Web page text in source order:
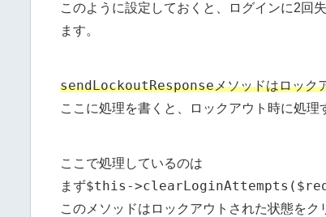
このように設定しておくと、ログインに2回
ます。
sendLockoutResponseメソッドはロック
ここに処理を書くと、ロックアウト時に処理
ここで処理しているのは
まず$this-
このメソッドはロックアウトされた状態をク